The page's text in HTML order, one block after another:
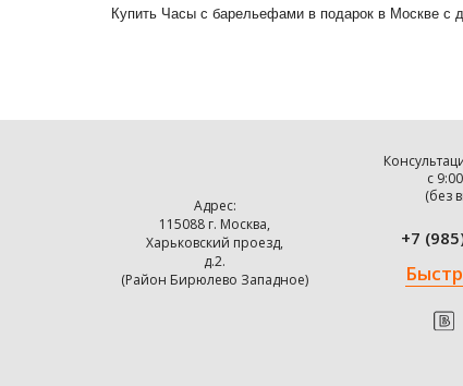
Купить Часы с барельефами в подарок в Москве с
Адрес:
115088 г. Москва,
Харьковский проезд,
д.2.
(Район Бирюлево Западное)
с
(без
+7